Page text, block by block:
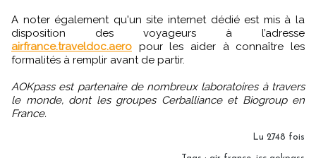
A noter également qu'un site internet dédié est mis à la
disposition des voyageurs à l’adresse
airfrance.traveldoc.aero pour les aider à connaître les
formalités à remplir avant de partir.
AOKpass est partenaire de nombreux laboratoires à travers
le monde, dont les groupes Cerballiance et Biogroup en
France.
Lu 2748 fois